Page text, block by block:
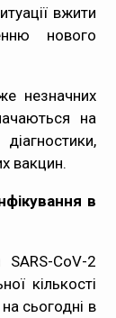
вжити
нового
незначних
на
вакцин.
в
SARS-CoV-2
кількості
сьогодні в